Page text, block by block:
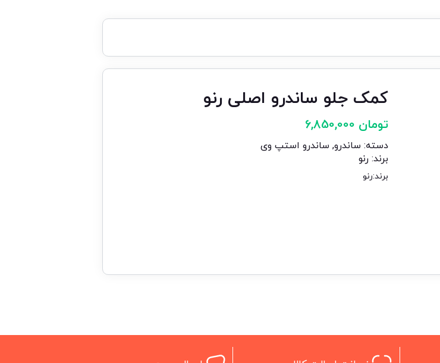
کمک جلو ساندرو اصلی رنو
تومان
دسته: ساندرو, ساندرو استپ وی
برند: رنو
برند:رنو